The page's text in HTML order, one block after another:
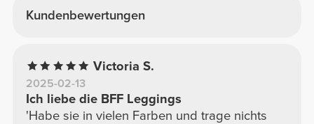
Kundenbewertungen
Victoria S.
2025-02-13
Ich liebe die BFF Leggings
'Habe sie in vielen Farben und trage nichts